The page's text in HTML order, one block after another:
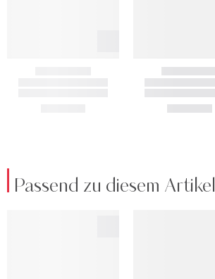
Passend zu diesem Artikel